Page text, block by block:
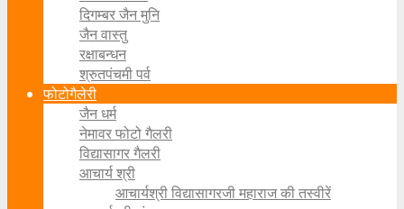
दिगम्बर जैन मुनि
जैन वास्तु
रक्षाबन्धन
श्रुतपंचमी पर्व
फोटोगैलेरी
जैन धर्म
नेमावर फोटो गैलरी
विद्यासागर गैलरी
आचार्य श्री
आचार्यश्री विद्यासागरजी महाराज की तस्वीरें